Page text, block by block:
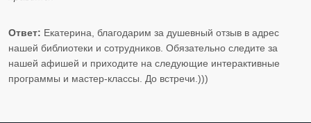
Ответ: Екатерина, благодарим за душевный отзыв в адрес
нашей библиотеки и сотрудников. Обязательно следите за
нашей афишей и приходите на следующие интерактивные
программы и мастер-классы. До встречи.)))